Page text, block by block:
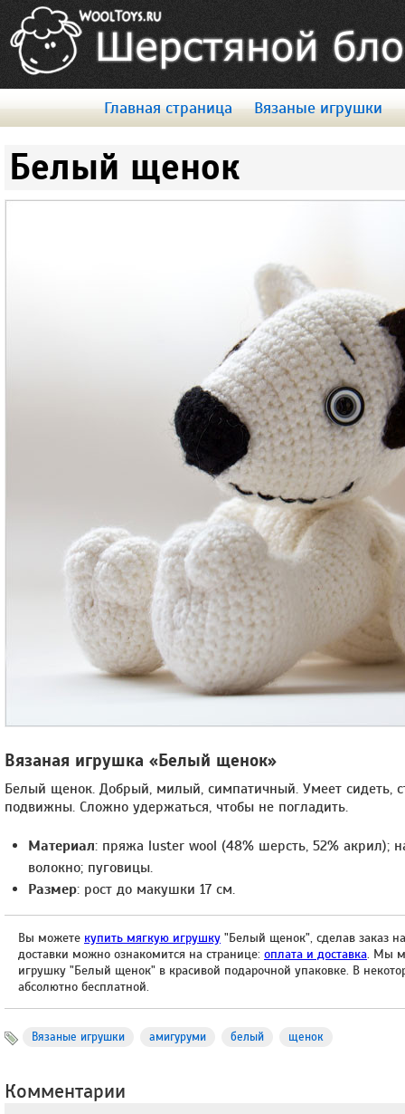
Главная страница Вязаные игрушки
Белый щенок
Вязаная игрушка «Белый щенок»
Белый щенок. Добрый, милый, симпатичный. Умеет сидеть,
подвижны. Сложно удержаться, чтобы не погладить.
Материал: пряжа luster wool (48% шерсть, 52% акрил);
волокно; пуговицы.
Размер: рост до макушки 17 см.
Вы можете купить мягкую игрушку "Белый щенок", сделав заказ
доставки можно ознакомится на странице: оплата и доставка. Мы
игрушку "Белый щенок" в красивой подарочной упаковке. В
абсолютно бесплатной.
Вязаные игрушки амигуруми белый щенок
Комментарии